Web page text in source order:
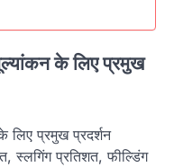
के लिए प्रमुख
लिए प्रमुख प्रदर्शन
स्लगिंग प्रतिशत, फील्डिंग